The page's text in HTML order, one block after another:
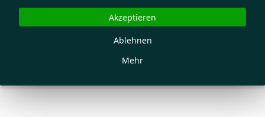
Mehr
Ablehnen
Akzeptieren